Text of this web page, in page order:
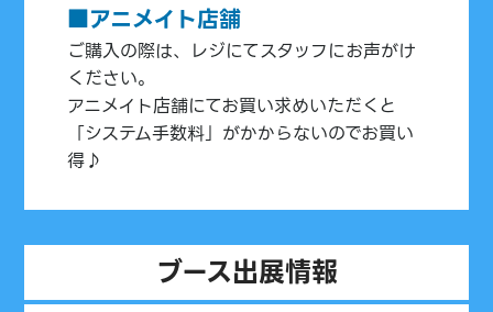
■アニメイト店舗
ご購入の際は、レジにてスタッフにお声がけ
ください。
アニメイト店舗にてお買い求めいただくと
「システム手数料」がかからないのでお買い
得♪
ブース出展情報